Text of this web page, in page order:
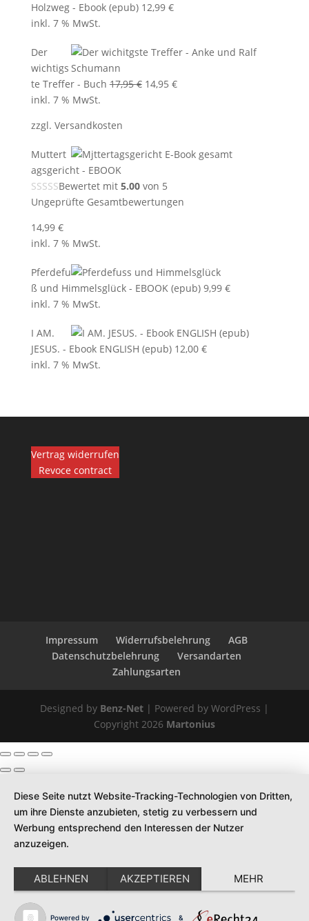
Holzweg - Ebook (epub) 12,99 €
inkl. 7 % MwSt.
Der
wichtigs
te Treffer - Buch 17,95€ Ursprünglicher
14,95 €Aktueller
inkl. 7 % MwSt.
zzgl. Versandkosten
Muttert
agsgericht - EBOOK
Bewertet mit 5.00von 5
Ungeprüfte Gesamtbewertungen
14,99 €
inkl. 7 % MwSt.
Pferdefu
ß und Himmelsglück - EBOOK (epub) 9,99 €
inkl. 7 % MwSt.
I AM.
JESUS. - Ebook ENGLISH (epub) 12,00 €
inkl. 7 % MwSt.
Vertrag widerrufen
Revoce contract
Impressum Widerrufsbelehrung
AGB
Datenschutzbelehrung
Versandarten
Zahlungsarten
Designed by Benz-Net| Powered by WordPress |
Copyright 2026 Martonius
Diese Seite nutzt Website-Tracking-Technologien von Dritten,
um ihre Dienste anzubieten, stetig zu verbessern und
Werbung entsprechend den Interessen der Nutzer
anzuzeigen.
ABLEHNEN AKZEPTIEREN MEHR
Powered by &